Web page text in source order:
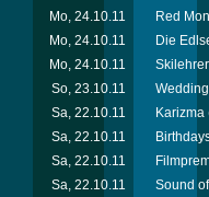
Mo, 24.10.11
Red
Mo, 24.10.11
Die
Mo, 24.10.11
So, 23.10.11
Sa, 22.10.11
Karizma
Sa, 22.10.11
Sa, 22.10.11
Sa, 22.10.11
Sound